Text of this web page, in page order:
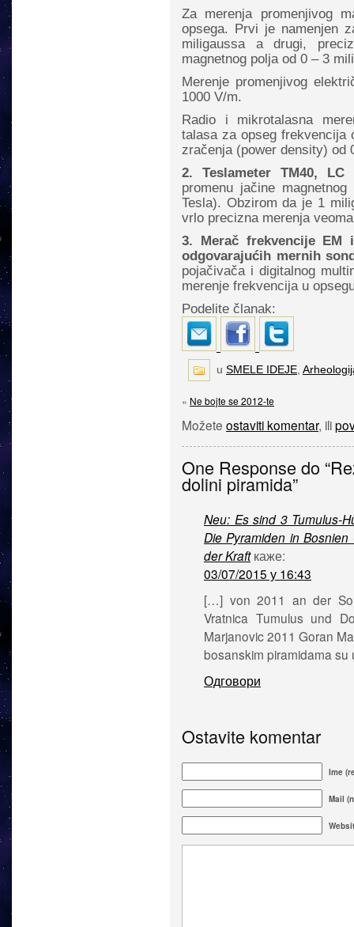
Za merenja promenjivog
opsega. Prvi je namenjen
miligaussa a drugi,
magnetnog polja od 0 – 3
Merenje promenjivog
1000 V/m.
Radio i mikrotalasna
talasa za opseg frekvencija
zračenja (power density) od
2. Teslameter TM40,
promenu jačine
Tesla). Obzirom da je 1
vrlo precizna merenja
3. Merač frekvencije
odgovarajućih mernih
pojačivača i digitalnog
merenje frekvencija u
Podelite članak:
u SMELE IDEJE
« Ne bojte se 2012-te
Možete ostaviti komentar, ili
One Response do
dolini piramida”
Neu: Es sind 3 Tumulus-
Die Pyramiden in
der Kraft каже:
03/07/2015 у 16:43
[…] von 2011 an der
Vratnica Tumulus und
Marjanovic 2011 Goran
bosanskim piramidama
Одговори
Ostavite komentar
Ime
Mail